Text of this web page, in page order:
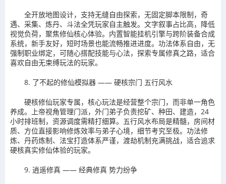
全开放地图设计，支持无缝自由探索，无固定脚本限制，奇
遇、采集、炼丹、斗法全凭玩家自主触发。文字叙事占比高，降低
视觉负荷，聚焦修仙核心体验。内置智能挂机引擎与跨阶装备合成
系统，新手友好，短时场景也能流畅推进进度。功法体系自由，无
强制职业绑定，可随心搭配技能与心法，探索专属修真之路，适合
喜欢自由无束缚玩法的玩家。
8. 了不起的修仙模拟器 —— 硬核宗门 五行风水
硬核修仙玩家专属，核心玩法是经营整个宗门，而非单一角色
养成。上帝视角管理门派，外门弟子负责挖矿、种田、建造，24
小时排班制，资源调度需精打细算。五行风水布局是精髓，房间材
质、方位直接影响修炼效率与弟子心境，细节考究至极。功法修
炼、丹药炼制、法宝打造体系严谨，渡劫机制充满挑战，适合追求
硬核真实修仙体验的玩家。
9. 逍遥修真 —— 经典修真 势力纷争